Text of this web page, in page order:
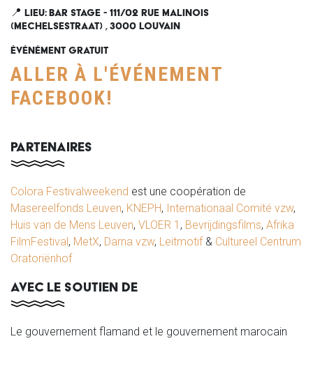
📍 LIEU: BAR STAGE - 111/02 RUE MALINOIS
(MECHELSESTRAAT) , 3000 LOUVAIN
ÉVÉNÉMENT GRATUIT
ALLER À L'ÉVÉNEMENT
FACEBOOK!
PARTENAIRES
Colora Festivalweekend est une coopération de
Masereelfonds Leuven, KNEPH, Internationaal Comité vzw,
Huis van de Mens Leuven, VLOER 1 , Bevrijdingsfilms, Afrika
FilmFestival, MetX, Darna vzw, Leitmotif& Cultureel Centrum
Oratoriënhof
AVEC LE SOUTIEN DE
Le gouvernement flamand et le gouvernement marocain